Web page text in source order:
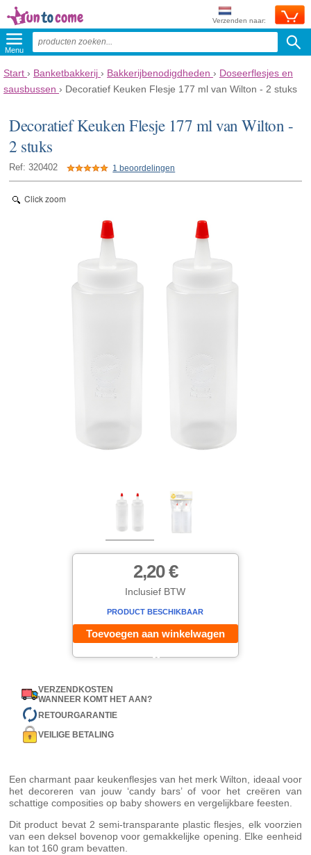
Verzenden naar:
Menu
Start › Banketbakkerij › Bakkerijbenodigdheden › Doseerflesjes en
sausbussen › Decoratief Keuken Flesje 177 ml van Wilton - 2 stuks
Decoratief Keuken Flesje 177 ml van Wilton -
2 stuks
Ref: 320402 1 beoordelingen
Click zoom
2,20 €
Inclusief BTW
PRODUCT BESCHIKBAAR
Toevoegen aan winkelwagen
VERZENDKOSTEN
WANNEER KOMT HET AAN?
RETOURGARANTIE
VEILIGE BETALING
Een charmant paar keukenflesjes van het merk Wilton, ideaal voor
het decoreren van jouw ‘candy bars’ of voor het creëren van
schattige composities op baby showers en vergelijkbare feesten.
Dit product bevat 2 semi-transparante plastic flesjes, elk voorzien
van een deksel bovenop voor gemakkelijke opening. Elke eenheid
kan tot 160 gram bevatten.